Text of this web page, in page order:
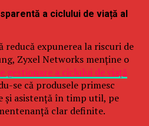
a ciclului de viață al
reducă expunerea la riscuri de
Zyxel Networks menține o
gestionare a ciclului de viață
se că produsele primesc
și asistență în timp util, pe
clar definite.